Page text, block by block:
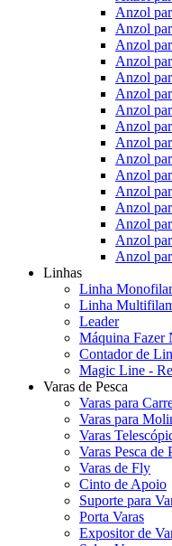
Anzol
Anzol
Anzol
Anzol
Anzol
Anzol
Anzol
Anzol
Anzol
Anzol
Anzol
Anzol
Anzol
Anzol
Anzol
Anzol
Linhas
Linha
Linha
Leader
Máquina Fazer
Contador de
Magic Line -
Varas de Pesca
Varas para
Varas para
Varas
Varas Pesca de
Varas de Fly
Cinto de Apoio
Suporte para
Porta Varas
Expositor de